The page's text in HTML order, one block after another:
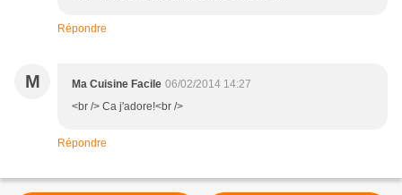
Répondre
M Ma Cuisine Facile 06/02/2014 14:27
<br /> Ca j'adore!<br />
Répondre